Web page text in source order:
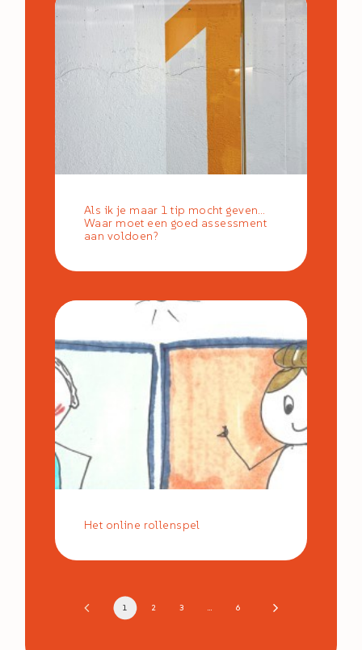
Als ik je maar 1 tip mocht geven…
Waar moet een goed assessment
aan voldoen?
Het online rollenspel
1 2 3 6